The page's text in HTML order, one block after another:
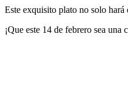
Este exquisito plato no solo hará
¡Que este 14 de febrero sea